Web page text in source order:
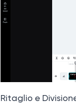
Ritaglio e